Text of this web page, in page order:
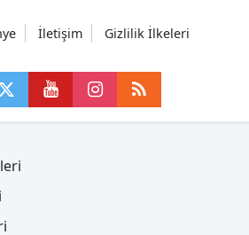
İletişim Gizlilik İlkeleri